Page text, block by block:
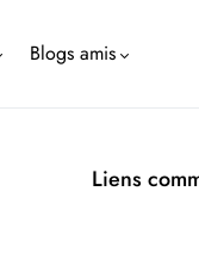
Blogs amis
Liens